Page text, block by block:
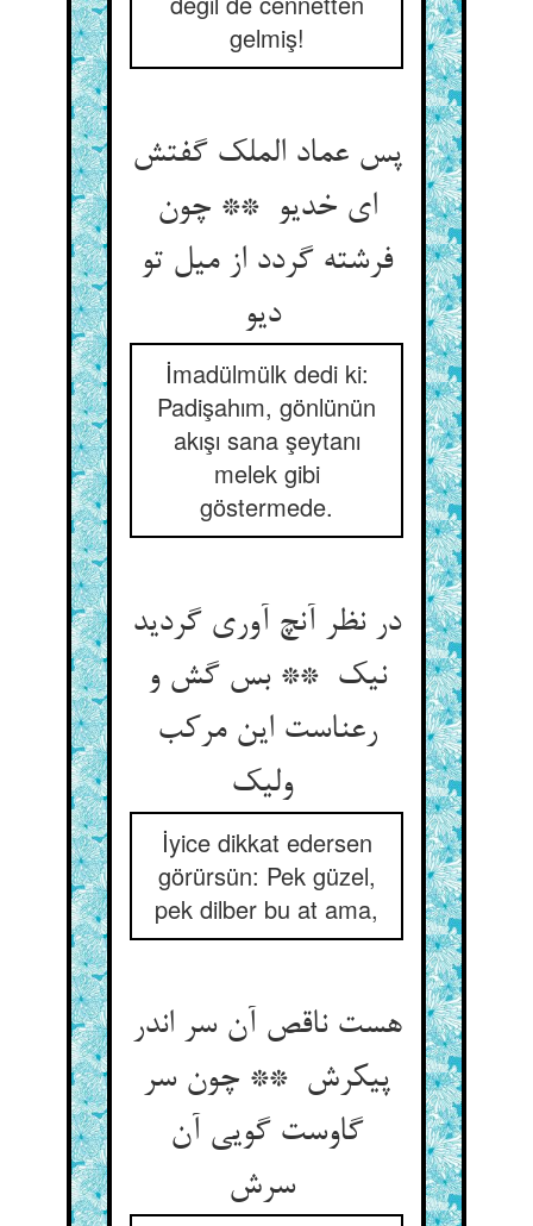
gelmiş!
پس عماد الملک گفتش
ای خدیو ** چون
فرشته گردد از میل تو
دیو
İmadülmülk dedi ki:
Padişahım, gönlünün
akışı sana şeytanı
melek gibi
göstermede.
در نظر آنچ آوری گردید
نیک ** بس گش و
رعناست این مرکب
ولیک
İyice dikkat edersen
görürsün: Pek güzel,
pek dilber bu at ama,
هست ناقص آن سر اندر
پیکرش ** چون سر
گاوست گویی آن
سرش